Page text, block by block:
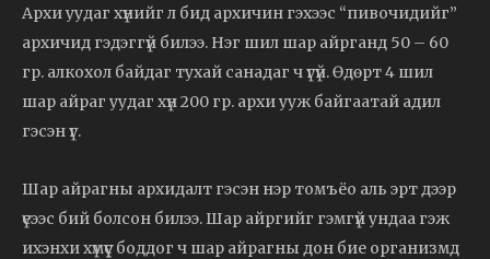
Архи уудаг хүнийг л бид архичин гэхээс “пивочидийг”
архичид гэдэггүй билээ. Нэг шил шар айрганд 50 – 60
гр. алкохол байдаг тухай санадаг ч үгүй. Өдөрт 4 шил
шар айраг уудаг хүн 200 гр. архи ууж байгаатай адил
гэсэн үг.
Шар айрагны архидалт гэсэн нэр томъёо аль эрт дээр
үеээс бий болсон билээ. Шар айргийг гэмгүй ундаа гэж
ихэнхи хүмүүс боддог ч шар айрагны дон бие организмд